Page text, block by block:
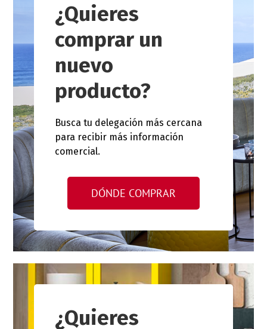
¿Quieres
comprar un
nuevo
producto?
Busca tu delegación más cercana
para recibir más información
comercial.
DÓNDE COMPRAR
¿Quieres